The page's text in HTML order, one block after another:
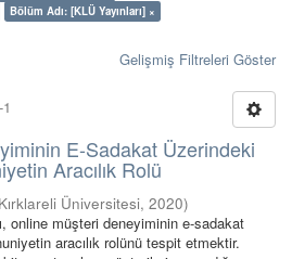
Bölüm Adı: [KLÜ Yayınları] ×
Gelişmiş Filtreleri Göster
E-Sadakat Üzerindeki
Aracılık Rolü
Kırklareli Üniversitesi, 2020)
online müşteri deneyiminin e-sadakat
aracılık rolünü tespit etmektir.